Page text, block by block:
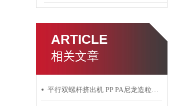
ARTICLE
相关文章
平行双螺杆挤出机 PP PA尼龙造粒机技术参数